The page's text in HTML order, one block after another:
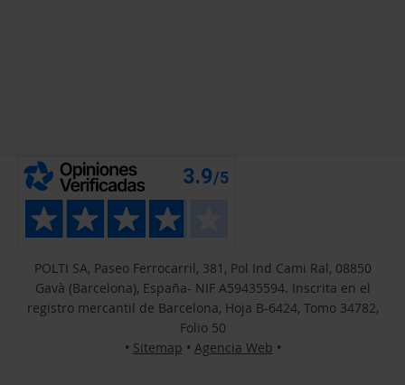
POLTI SA, Paseo Ferrocarril, 381, Pol Ind Cami Ral, 08850
Gavà (Barcelona), España- NIF A59435594. Inscrita en el
registro mercantil de Barcelona, Hoja B-6424, Tomo 34782,
Folio 50
• Sitemap • Agencia Web •